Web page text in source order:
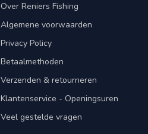
Over Reniers Fishing
Algemene voorwaarden
Privacy Policy
Betaalmethoden
Verzenden & retourneren
Klantenservice - Openingsuren
Veel gestelde vragen